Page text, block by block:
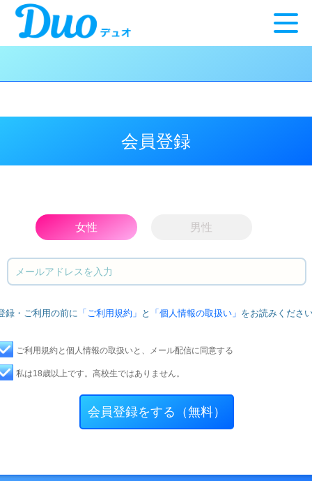
会員登録
女性 男性
録・ご利用の前に 「ご利用規約」 と 「個人情報の取扱い」 をお読みくださ
ご利用規約と個人情報の取扱いと、メール配信に同意する
私は18歳以上です。高校生ではありません。